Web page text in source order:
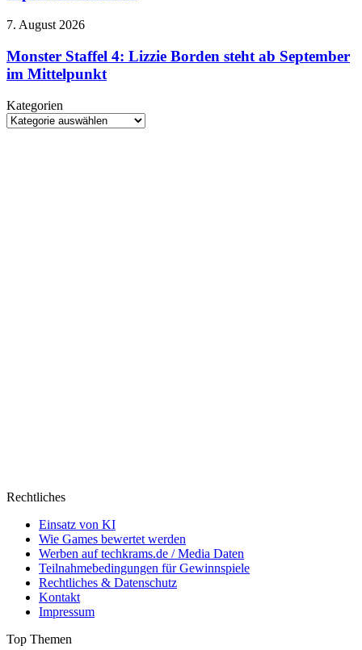
ins
Monster
4:
Lizzie
Borden
ab
September
7. August 2026
Monster Staffel 4: Lizzie Borden steht ab September
im Mittelpunkt
Kategorien
Kategorien
Rechtliches
Einsatz von KI
Wie Games bewertet werden
Werben auf techkrams.de / Media Daten
Teilnahmebedingungen für Gewinnspiele
Rechtliches & Datenschutz
Kontakt
Impressum
Top Themen